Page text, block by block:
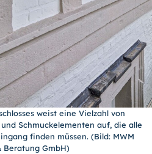
weist eine Vielzahl von
Schmuckelementen auf, die alle
finden müssen. (Bild: MWM
Beratung GmbH)